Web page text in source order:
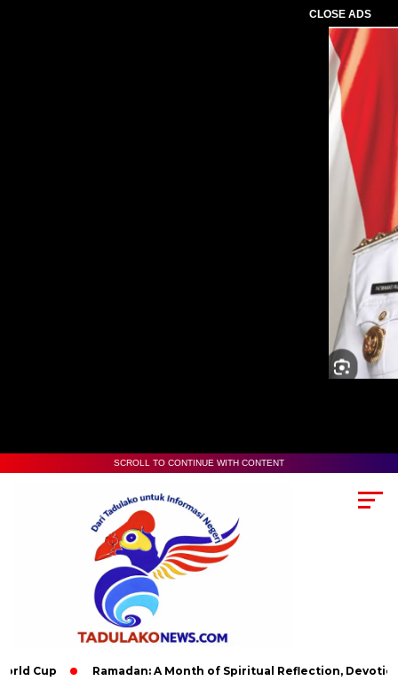
CLOSE ADS
SCROLL TO CONTINUE WITH CONTENT
Ramadan: A Month of Spiritual Reflection, Devotion, and